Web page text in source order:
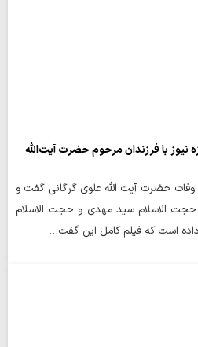
با فرزندان مرحوم حضرت آیت‌الله
وفات حضرت آیت الله علوی گرگانی گفت و
حجت الاسلام سید مهدی و حجت الاسلام
است که فیلم کامل این گفت…